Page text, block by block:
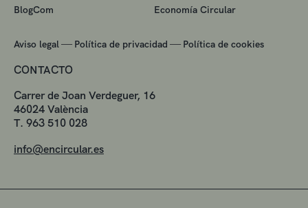
BlogCom
Economía Circular
Aviso legal — Política de privacidad — Política de cookies
CONTACTO
Carrer de Joan Verdeguer, 16
46024 València
T. 963 510 028
info@encircular.es